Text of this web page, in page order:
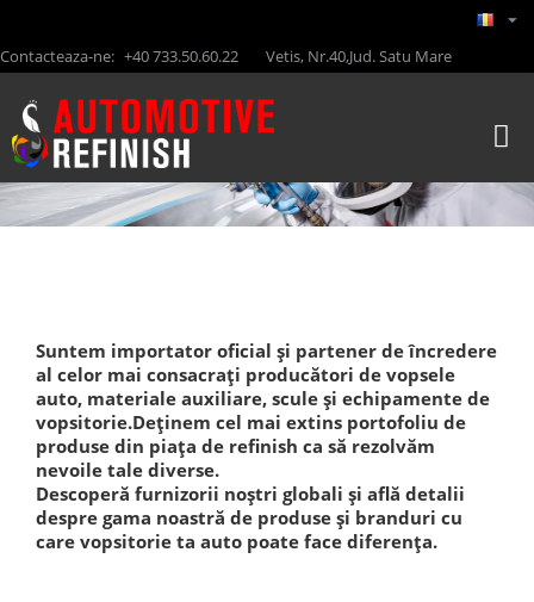
Contacteaza-ne: +40 733.50.60.22 Vetis, Nr.40,Jud. Satu Mare
Suntem importator oficial și partener de încredere
al celor mai consacrați producători de vopsele
auto, materiale auxiliare, scule și echipamente de
vopsitorie.Deținem cel mai extins portofoliu de
produse din piața de refinish ca să rezolvăm
nevoile tale diverse.
Descoperă furnizorii noștri globali și află detalii
despre gama noastră de produse și branduri cu
care vopsitorie ta auto poate face diferența.